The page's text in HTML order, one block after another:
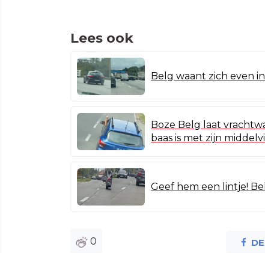
Lees ook
Belg waant zich even
Boze Belg laat
baas is met zijn
Geef hem een lintje!
0